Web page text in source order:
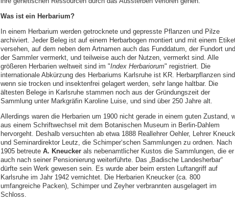
Was ist ein Herbarium?
In einem Herbarium werden getrocknete und gepresste Pflanzen und Pilze
archiviert. Jeder Beleg ist auf einem Herbarbogen montiert und mit einem
versehen, auf dem neben dem Artnamen auch das Funddatum, der Fundort und
der Sammler vermerkt, und teilweise auch der Nutzen, vermerkt sind. Alle
größeren Herbarien weltweit sind im "Index Herbariorum" registriert. Die
internationale Abkürzung des Herbariums Karlsruhe ist KR. Herbarpflanzen
wenn sie trocken und insektenfrei gelagert werden, sehr lange haltbar. Die
ältesten Belege in Karlsruhe stammen noch aus der Gründungszeit der
Sammlung unter Markgräfin Karoline Luise, und sind über 250 Jahre alt.
Allerdings waren die Herbarien um 1900 nicht gerade in einem guten Zustand,
aus einem Schriftwechsel mit dem Botanischen Museum in Berlin-Dahlem
hervorgeht. Deshalb versuchten ab etwa 1888 Reallehrer Oehler, Lehrer
und Seminardirektor Leutz, die Schimper‘schen Sammlungen zu ordnen. Nach
1905 betreute A. Kneuckerals nebenamtlicher Kustos die Sammlungen, die er
auch nach seiner Pensionierung weiterführte. Das „Badische Landesherbar“
dürfte sein Werk gewesen sein. Es wurde aber beim ersten Luftangriff auf
Karlsruhe im Jahr 1942 vernichtet. Die Herbarien Kneucker (ca. 800
umfangreiche Packen), Schimper und Zeyher verbrannten ausgelagert im
Schloss.